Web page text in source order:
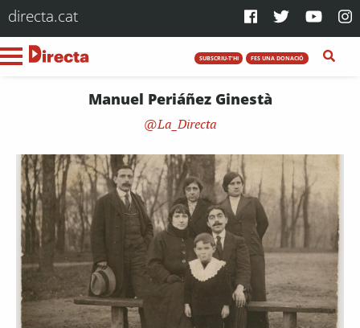
directa.cat
SUBSCRIU-T'HI FES UNA DONACIÓ
Manuel Periáñez Ginestà
La_Directa